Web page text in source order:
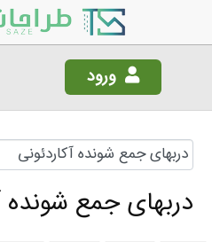
ورود
دربهای جمع شونده